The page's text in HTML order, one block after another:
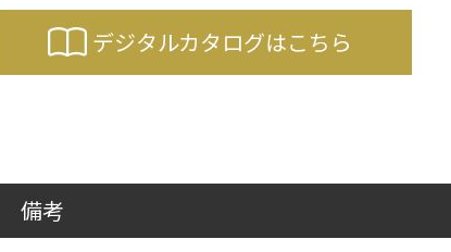
デジタルカタログはこちら
備考